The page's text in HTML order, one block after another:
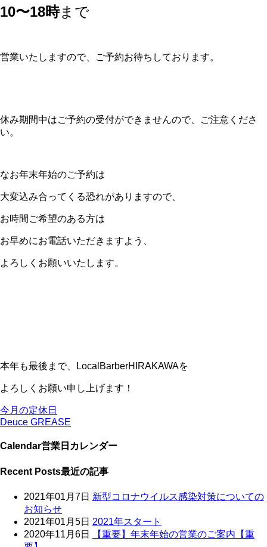
10〜18時まで
営業いたしますので、ご予約お待ちしております。
休み期間中はご予約の受付ができませんので、ご注意くださ
い。
なお年末年始のご予約は
大変込み合ってくる恐れがありますので、
お時間ご希望のある方は
お早めにお電話いただきますよう、
よろしくお願いいたします。
本年も最後まで、LocalBarberHIRAKAWAを
よろしくお願い申し上げます！
今月の定休日
Deuce GREASE
Calendar営業日カレンダー
Recent Posts最近の記事
2021年01月7日 新型コロナウイルス感染対策についての
お知らせ
2021年01月5日 2021年スタート
2020年11月6日
【重要】年末年始の営業のご案内【重